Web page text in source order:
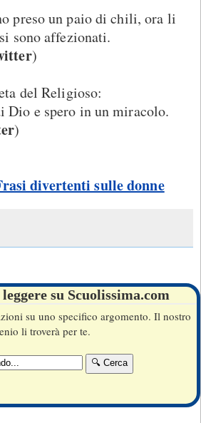
preso un paio di chili, ora li
sono affezionati.
)
del Religioso:
Dio e spero in un miracolo.
)
divertenti sulle donne
su Scuolissima.com
su uno specifico argomento. Il nostro
li troverà per te.